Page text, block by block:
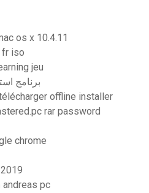
os x 10.4.11
fr iso
jeu
برنامج
offline installer
rar password
chrome
andreas pc